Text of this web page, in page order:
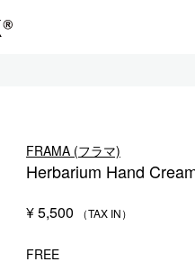
FRAMA (フラマ)
Herbarium Hand
¥5,500
FREE